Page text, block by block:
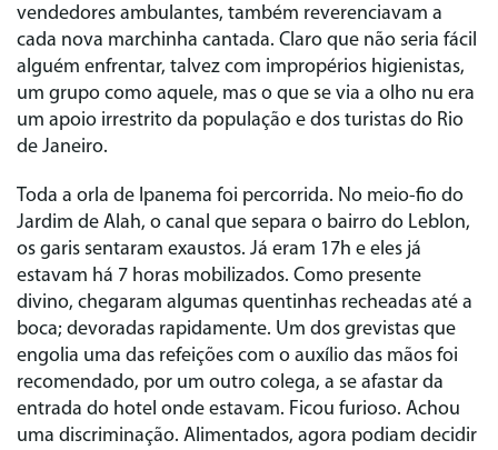
vendedores ambulantes, também reverenciavam a
cada nova marchinha cantada. Claro que não seria fácil
alguém enfrentar, talvez com impropérios higienistas,
um grupo como aquele, mas o que se via a olho nu era
um apoio irrestrito da população e dos turistas do Rio
de Janeiro.
Toda a orla de Ipanema foi percorrida. No meio-fio do
Jardim de Alah, o canal que separa o bairro do Leblon,
os garis sentaram exaustos. Já eram 17h e eles já
estavam há 7 horas mobilizados. Como presente
divino, chegaram algumas quentinhas recheadas até a
boca; devoradas rapidamente. Um dos grevistas que
engolia uma das refeições com o auxílio das mãos foi
recomendado, por um outro colega, a se afastar da
entrada do hotel onde estavam. Ficou furioso. Achou
uma discriminação. Alimentados, agora podiam decidir